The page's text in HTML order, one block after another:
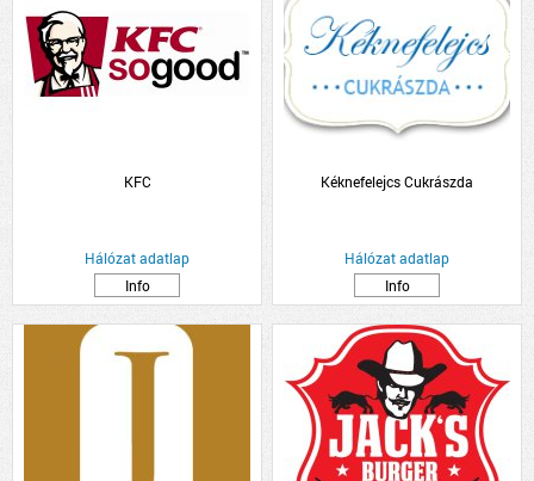
KFC
Hálózat adatlap
Info
Kéknefelejcs Cukrászda
Hálózat adatlap
Info